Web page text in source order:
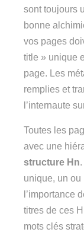
sont toujours
bonne
vos pages
title » unique
page. Les
remplies et
l’internaute
Toutes les
avec une
structure Hn
unique, un
l’importance
titres de ces
mots clés